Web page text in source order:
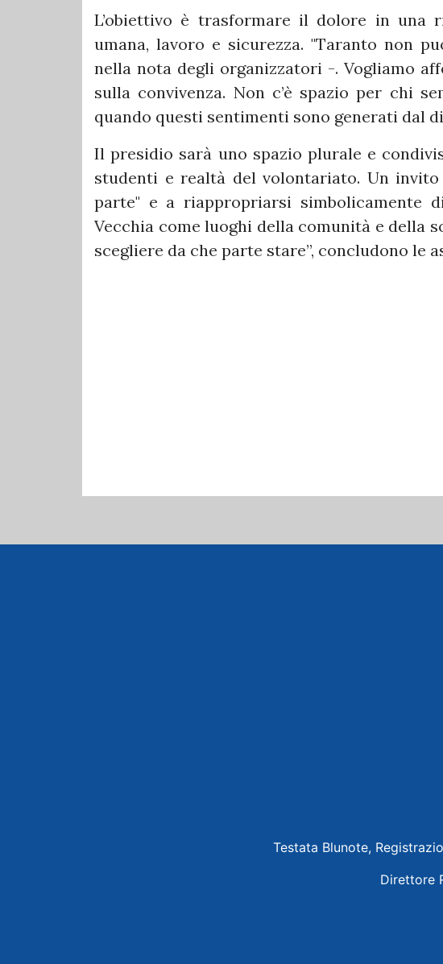
L’obiettivo è trasformare il dolore in una
umana, lavoro e sicurezza. "Taranto non
nella nota degli organizzatori -. Vogliamo
sulla convivenza. Non c’è spazio per chi
quando questi sentimenti sono generati dal
Il presidio sarà uno spazio plurale e
studenti e realtà del volontariato. Un
parte" e a riappropriarsi simbolicamente
Vecchia come luoghi della comunità e della
scegliere da che parte stare”, concludono le
Testata Blunote,
Direttore